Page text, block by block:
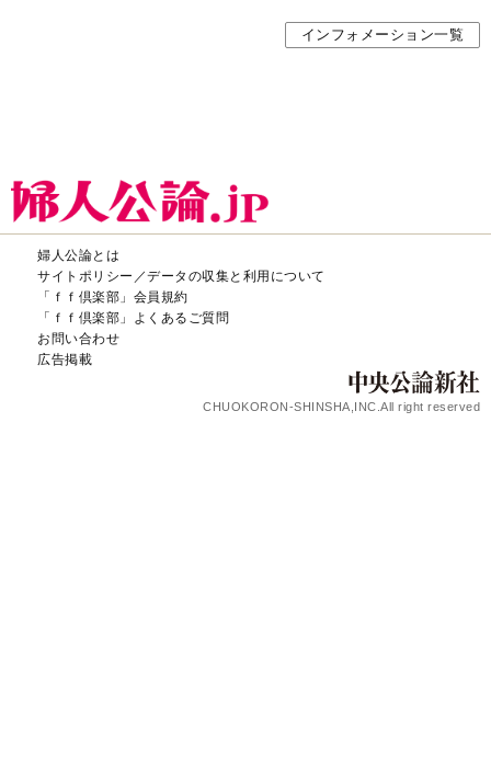
インフォメーション一覧
婦人公論とは
サイトポリシー／データの収集と利用について
「ｆｆ倶楽部」会員規約
「ｆｆ倶楽部」よくあるご質問
お問い合わせ
広告掲載
CHUOKORON-SHINSHA,INC.All right reserved